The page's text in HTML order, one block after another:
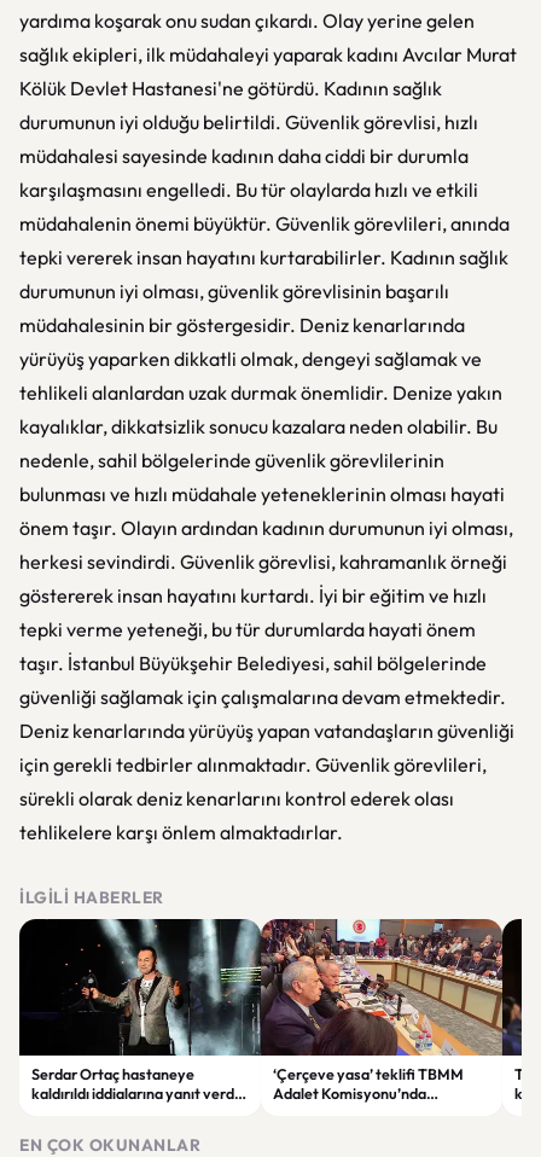
yardıma koşarak onu sudan çıkardı. Olay yerine gelen
sağlık ekipleri, ilk müdahaleyi yaparak kadını Avcılar Murat
Kölük Devlet Hastanesi'ne götürdü. Kadının sağlık
durumunun iyi olduğu belirtildi. Güvenlik görevlisi, hızlı
müdahalesi sayesinde kadının daha ciddi bir durumla
karşılaşmasını engelledi. Bu tür olaylarda hızlı ve etkili
müdahalenin önemi büyüktür. Güvenlik görevlileri, anında
tepki vererek insan hayatını kurtarabilirler. Kadının sağlık
durumunun iyi olması, güvenlik görevlisinin başarılı
müdahalesinin bir göstergesidir. Deniz kenarlarında
yürüyüş yaparken dikkatli olmak, dengeyi sağlamak ve
tehlikeli alanlardan uzak durmak önemlidir. Denize yakın
kayalıklar, dikkatsizlik sonucu kazalara neden olabilir. Bu
nedenle, sahil bölgelerinde güvenlik görevlilerinin
bulunması ve hızlı müdahale yeteneklerinin olması hayati
önem taşır. Olayın ardından kadının durumunun iyi olması,
herkesi sevindirdi. Güvenlik görevlisi, kahramanlık örneği
göstererek insan hayatını kurtardı. İyi bir eğitim ve hızlı
tepki verme yeteneği, bu tür durumlarda hayati önem
taşır. İstanbul Büyükşehir Belediyesi, sahil bölgelerinde
güvenliği sağlamak için çalışmalarına devam etmektedir.
Deniz kenarlarında yürüyüş yapan vatandaşların güvenliği
için gerekli tedbirler alınmaktadır. Güvenlik görevlileri,
sürekli olarak deniz kenarlarını kontrol ederek olası
tehlikelere karşı önlem almaktadırlar.
İLGILI HABERLER
Serdar Ortaç hastaneye
kaldırıldı iddialarına yanıt verdi:
‘Çerçeve yasa’ teklifi TBMM
Adalet Komisyonu’nda
EN ÇOK OKUNANLAR